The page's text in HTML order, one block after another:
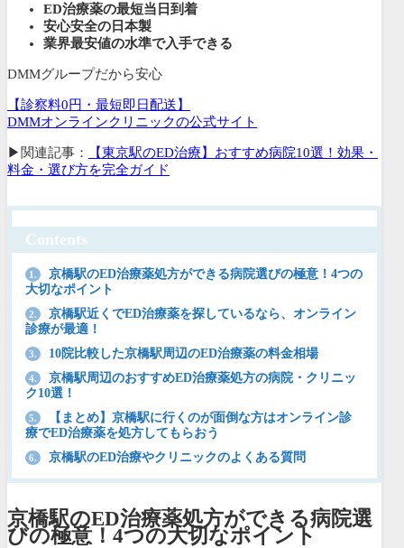
ED治療薬の最短当日到着
安心安全の日本製
業界最安値の水準で入手できる
DMMグループだから安心
【診察料0円・最短即日配送】
DMMオンラインクリニックの公式サイト
▶関連記事：
【東京駅のED治療】おすすめ病院10選！効果・
料金・選び方を完全ガイド
Contents
1.
京橋駅のED治療薬処方ができる病院選びの極意！4つの
大切なポイント
2.
京橋駅近くでED治療薬を探しているなら、オンライン
診療が最適！
3. 10院比較した京橋駅周辺のED治療薬の料金相場
4.
京橋駅周辺のおすすめED治療薬処方の病院・クリニッ
ク10選！
5.
【まとめ】京橋駅に行くのが面倒な方はオンライン診
療でED治療薬を処方してもらおう
6. 京橋駅のED治療やクリニックのよくある質問
京橋駅のED治療薬処方ができる病院選
びの極意！4つの大切なポイント